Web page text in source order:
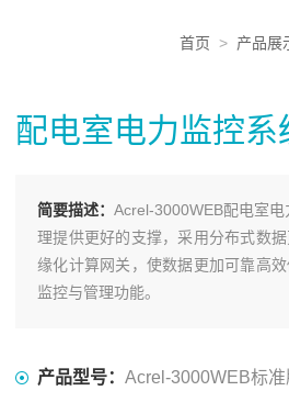
首页 > 产品展
配电室电力监控系
简要描述： Acrel-3000WEB配电室
理提供更好的支撑，采用分布式数
缘化计算网关，使数据更加可靠高
监控与管理功能。
产品型号： Acrel-3000WEB标准